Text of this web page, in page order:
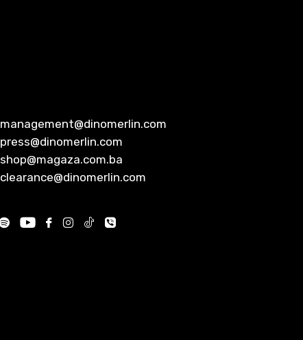
management@dinomerlin.com
press@dinomerlin.com
shop@magaza.com.ba
clearance@dinomerlin.com